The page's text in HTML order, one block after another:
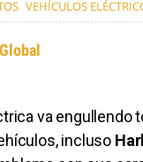
VEHÍCULOS
va engullendo
incluso